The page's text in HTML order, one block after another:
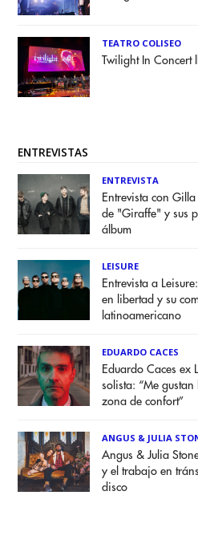
TEATRO COLISEO
Twilight In Concert
ENTREVISTAS
ENTREVISTA
Entrevista con
de "Giraffe" y sus
álbum
LEISURE
Entrevista a
en libertad y su
latinoamericano
EDUARDO CACES
Eduardo Caces ex
solista: “Me
zona de confort”
ANGUS & JULIA
Angus & Julia
y el trabajo en
disco